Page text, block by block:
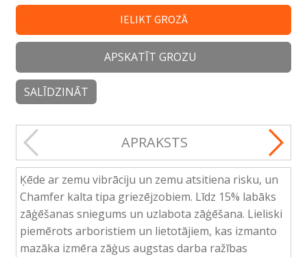
IELIKT GROZĀ
APSKATĪT GROZU
SALĪDZINĀT
APRAKSTS
Ķēde ar zemu vibrāciju un zemu atsitiena risku, un
Chamfer kalta tipa griezējzobiem. Līdz 15% labāks
zāģēšanas sniegums un uzlabota zāģēšana. Lieliski
piemērots arboristiem un lietotājiem, kas izmanto
mazāka izmēra zāģus augstas darba ražības